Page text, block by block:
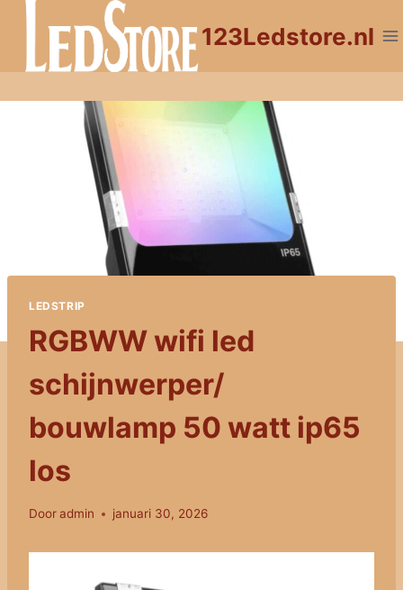
Doorgaan
inhoud
123Ledstore.nl
LEDSTRIP
RGBWW wifi led
schijnwerper/
bouwlamp 50 watt ip65
los
Dooradmin januari 30, 2026